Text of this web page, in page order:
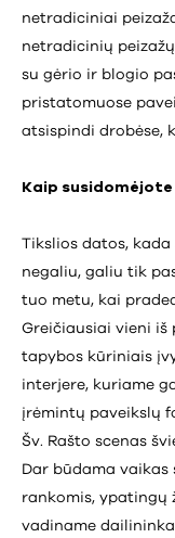
netradiciniai
netradicinių
su gėrio ir blogio
pristatomuose
atsispindi drobėse,
Kaip
Tikslios datos,
negaliu, galiu tik
tuo metu, kai
Greičiausiai vieni iš
tapybos kūriniais
interjere, kuriame
įrėmintų paveikslų
Šv. Rašto scenas
Dar būdama
rankomis, ypatingų
vadiname